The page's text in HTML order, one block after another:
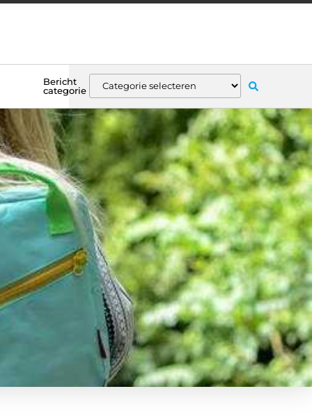
Bericht
categorie